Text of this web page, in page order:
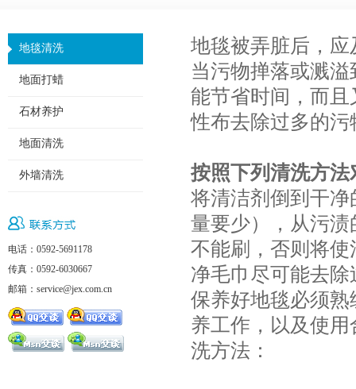
地毯清洗
地面打蜡
石材养护
地面清洗
外墙清洗
电话：0592-5691178
传真：0592-6030667
邮箱：service@jex.com.cn
地毯被弄脏后，
当污物掸落或溅
能节省时间，而
性布去除过多的
按照下列清洗方
将清洁剂倒到干
量要少），从污
不能刷，否则将
净毛巾尽可能去
保养好地毯必须
养工作，以及使
洗方法：